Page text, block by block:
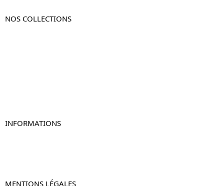
NOS COLLECTIONS
INFORMATIONS
MENTIONS LÉGALES